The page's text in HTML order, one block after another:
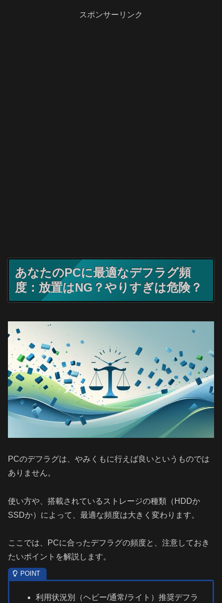
スポンサーリンク
あなたのPCに最適なデフラグ頻
度：放置はNG？やりすぎは危険？
PCのデフラグは、やみくもに行えば良いというものでは
ありません。
使い方や、搭載されているストレージの種類（HDDか
SSDか）によって、最適な頻度は大きく変わります。
ここでは、PCに合ったデフラグの頻度と、注意しておき
たいポイントを解説します。
利用状況別（ヘビー/通常/ライト）推奨デフラ